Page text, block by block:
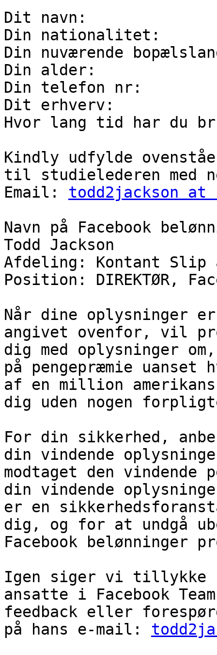
Dit navn:
Din nationalitet:
Din nuværende
Din alder:
Din telefon nr:
Dit erhverv:
Hvor lang tid har du
Kindly udfylde
til studielederen med
Email: todd2jackson at
Navn på Facebook
Todd Jackson
Afdeling: Kontant Slip
Position: DIREKTØR,
Når dine oplysninger
angivet ovenfor, vil
dig med oplysninger
på pengepræmie uanset
af en million
dig uden nogen
For din sikkerhed,
din vindende
modtaget den vindende
din vindende
er en
dig, og for at undgå
Facebook belønninger
Igen siger vi tillykke
ansatte i Facebook
feedback eller
på hans e-mail: